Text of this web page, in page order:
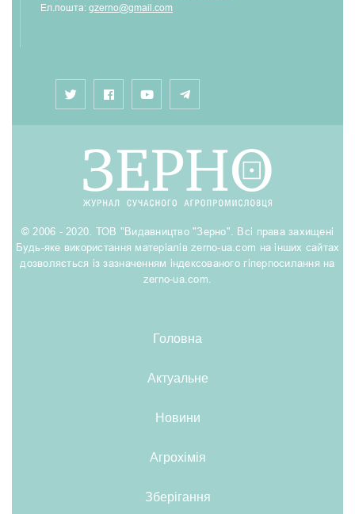
Ел.пошта: gzerno@gmail.com
© 2006 - 2020. ТОВ "Видавництво "Зерно". Всі права захищені
Будь-яке використання матеріалів zerno-ua.com на інших сайтах
дозволяється із зазначенням індексованого гіперпосилання на
zerno-ua.com.
Головна
Актуальне
Новини
Агрохімія
Зберігання